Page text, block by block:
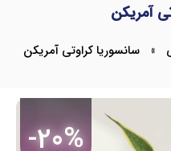
آمریکن
» سانسوریا کراوتی آمریکن
-20%